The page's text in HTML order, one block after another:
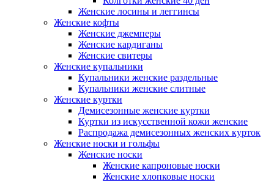
Женские лосины и леггинсы
Женские кофты
Женские джемперы
Женские кардиганы
Женские свитеры
Женские купальники
Купальники женские раздельные
Купальники женские слитные
Женские куртки
Демисезонные женские куртки
Куртки из искусственной кожи женские
Распродажа демисезонных женских курток
Женские носки и гольфы
Женские носки
Женские капроновые носки
Женские хлопковые носки